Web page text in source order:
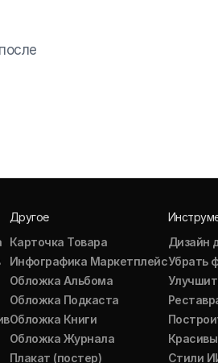
Другое
Карточка Товара
Инфографика Маркетплейс
Обложка Альбома
Обложка Подкаста
Обложка Книги
Обложка Журнала
Плакат (постер)
Дизайн
Убрать
Стили